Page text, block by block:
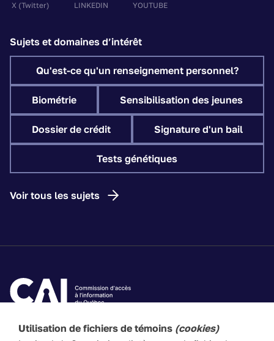
Utilisation de fichiers de témoins (cookies)
X (Twitter) LINKEDIN YOUTUBE
Sujets et domaines d’intérêt
Qu'est-ce qu'un renseignement personnel?
Biométrie Sensibilisation des jeunes
Dossier de crédit Signature d'un bail
Tests génétiques
Voir tous les sujets
Les textes de ce site Web visent à vulgariser les lois